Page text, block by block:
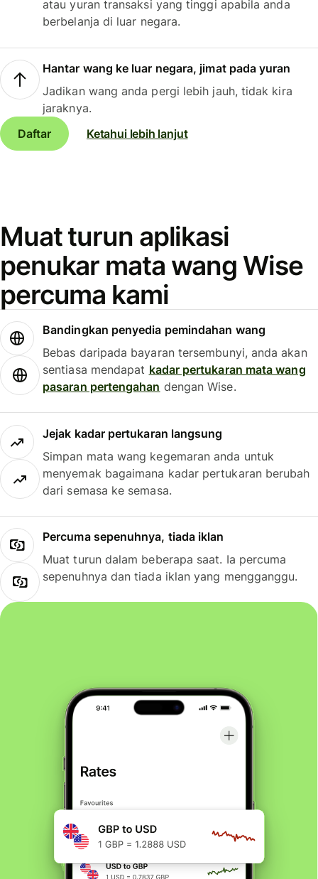
atau yuran transaksi yang tinggi apabila anda
berbelanja di luar negara.
Hantar wang ke luar negara, jimat pada yuran
Jadikan wang anda pergi lebih jauh, tidak kira
jaraknya.
Daftar
Ketahui lebih lanjut
Muat turun aplikasi
penukar mata wang Wise
percuma kami
Bandingkan penyedia pemindahan wang
Bebas daripada bayaran tersembunyi, anda akan
sentiasa mendapat kadar pertukaran mata wang
pasaran pertengahan dengan Wise.
Jejak kadar pertukaran langsung
Simpan mata wang kegemaran anda untuk
menyemak bagaimana kadar pertukaran berubah
dari semasa ke semasa.
Percuma sepenuhnya, tiada iklan
Muat turun dalam beberapa saat. Ia percuma
sepenuhnya dan tiada iklan yang mengganggu.